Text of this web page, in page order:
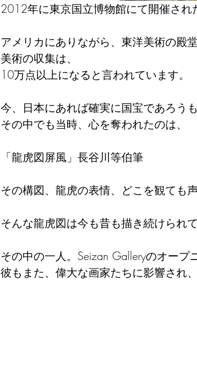
2012年に東京国立博物館にて開催され
アメリカにありながら、東洋美術の殿
美術の収集は、
10万点以上になると言われています。
今、日本にあれば確実に国宝であろう
その中でも当時、心を奪われたのは、
「龍虎図屏風」長谷川等伯筆
その構図、龍虎の表情、どこを観ても
そんな龍虎図は今も昔も描き続けられて
その中の一人。Seizan Galleryのオープ
彼もまた、偉大な画家たちに影響され